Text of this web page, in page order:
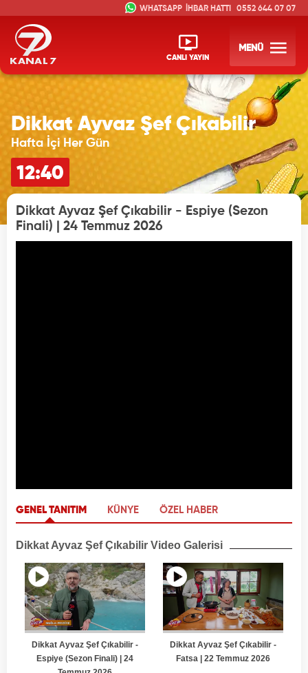
CANLI YAYIN
MENÜ
İHBAR HATTI 0552 644 07 07
Dikkat Ayvaz Şef Çıkabilir
Hafta İçi Her Gün
12:40
Dikkat Ayvaz Şef Çıkabilir - Espiye (Sezon
Finali) | 24 Temmuz 2026
GENEL TANITIM KÜNYE ÖZEL HABER